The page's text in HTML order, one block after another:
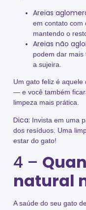
Areias
em contato com
mantendo o
Areias não
podem dar mais
a sujeira.
Um gato feliz é
— e você também
limpeza mais prática.
Dica: Invista em uma
dos resíduos. Uma
estar do gato!
4 –
natural
A saúde do seu gato